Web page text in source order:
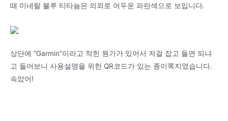
때 미네랄 블루 티타늄은 의외로 어두운 파란색으로 보입니다.
상단에 “Garmin”이라고 적힌 뭔가가 있어서 저걸 잡고 들면 되냐
고 들어보니 사용설명을 위한 QR코드가 있는 종이쪽지였습니다.
속았어!